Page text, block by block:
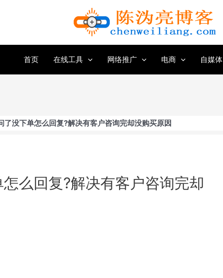
首页
在线工具 网络推广 电商 自媒体
了没下单怎么回复?解决有客户咨询完却没购买原因
么回复?解决有客户咨询完却